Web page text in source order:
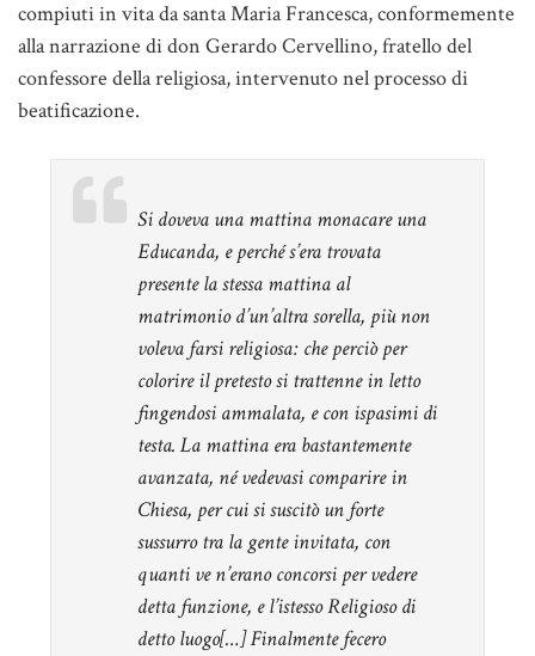
compiuti in vita da santa Maria Francesca, conformemente
alla narrazione di don Gerardo Cervellino, fratello del
confessore della religiosa, intervenuto nel processo di
beatificazione.
Si doveva una mattina monacare una
Educanda, e perché s’era trovata
presente la stessa mattina al
matrimonio d’un’altra sorella, più non
voleva farsi religiosa: che perciò per
colorire il pretesto si trattenne in letto
fingendosi ammalata, e con ispasimi di
testa. La mattina era bastantemente
avanzata, né vedevasi comparire in
Chiesa, per cui si suscitò un forte
sussurro tra la gente invitata, con
quanti ve n’erano concorsi per vedere
detta funzione, e l’istesso Religioso di
detto luogo[…] Finalmente fecero